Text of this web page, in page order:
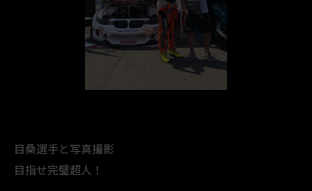
目桑選手と写真撮影
目指せ完璧超人！